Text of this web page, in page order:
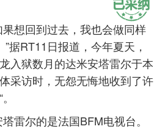
果想回到过去，我也会做同样
据RT11日报道，今年夏天，
入狱数月的达米安塔雷尔于本
采访时，无怨无悔地收到了许
雷尔的是法国BFM电视台。